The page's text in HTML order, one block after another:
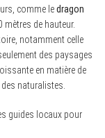
comme ledragon
mètres de hauteur.
notamment celle
des paysages
en matière de
naturalistes.
guides locaux pour